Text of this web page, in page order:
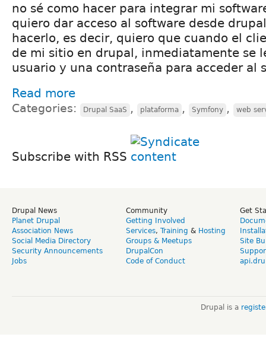
no sé como hacer para integrar mi
quiero dar acceso al software desde
hacerlo, es decir, quiero que cuando el
de mi sitio en drupal, inmediatamente se
usuario y una contraseña para acceder al
Read more
Categories: Drupal SaaS , plataforma , Symfony , web
Subscribe with RSS
Drupal News
Planet Drupal
Association News
Social Media Directory
Security Announcements
Jobs
Community
Getting Involved
Services, Training & Hosting
Groups & Meetups
DrupalCon
Code of Conduct
Get
Site
Drupal is a